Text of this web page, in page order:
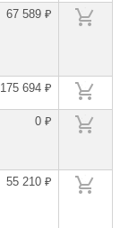
67 589 ₽
175 694 ₽
0 ₽
55 210 ₽